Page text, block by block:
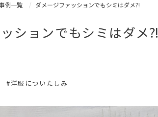
例一覧 ダメージファッションでもシミはダメ⁈
ションでもシミはダメ⁈
#洋服についたしみ